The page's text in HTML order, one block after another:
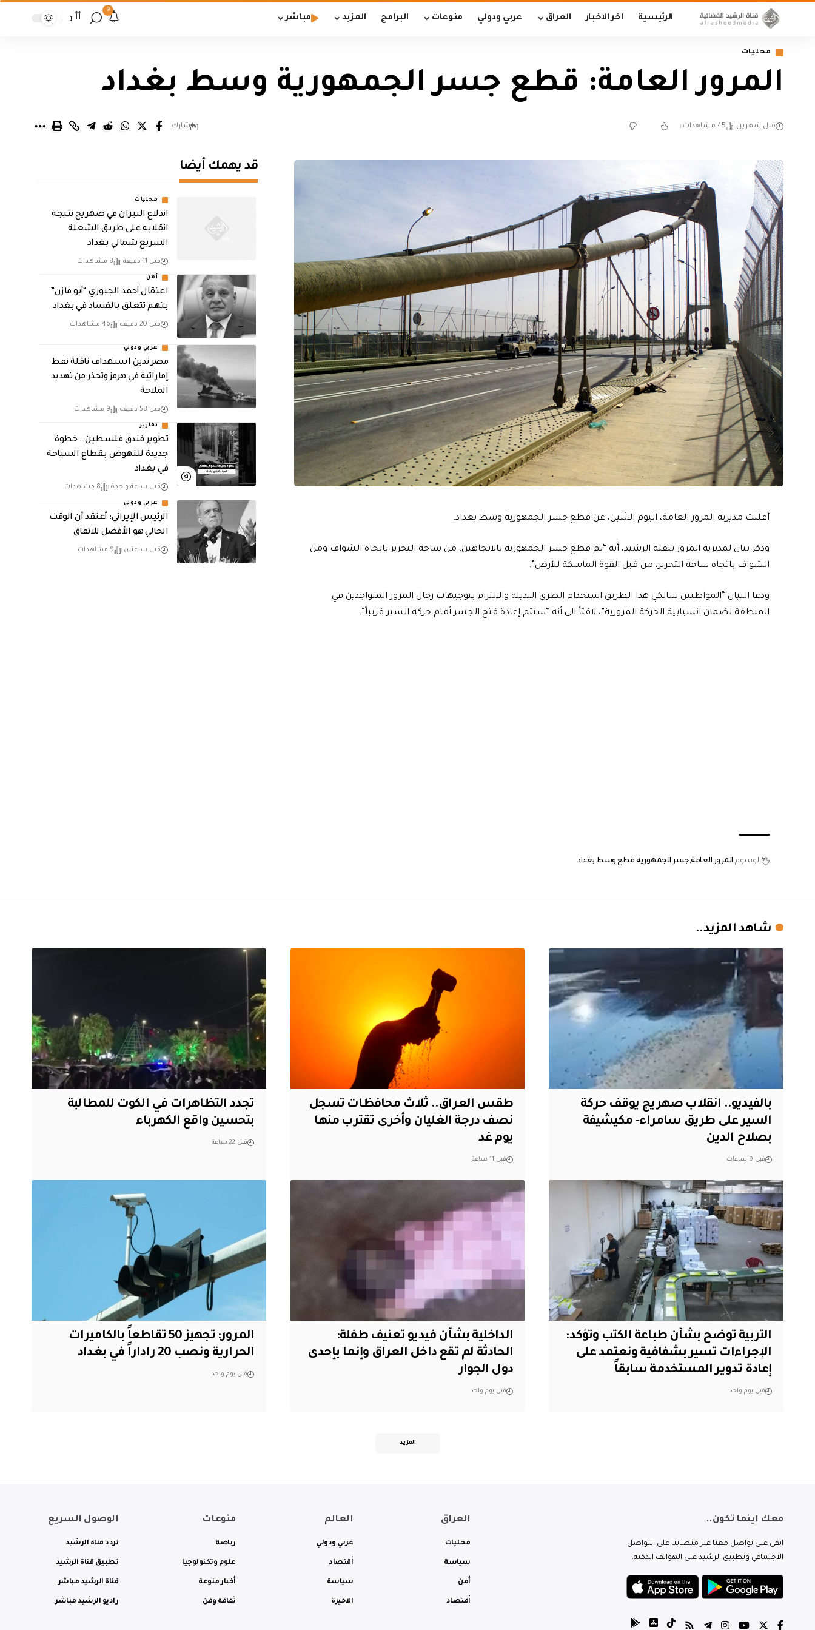
الرئيسية اخر الاخبار العراق عربي ودولي منوعات البرامج المزيد مباشر
9
أأ
محليات
المرور العامة: قطع جسر الجمهورية وسط بغداد
قبل شهرين 45 مشاهدات شارك
أعلنت مديرية المرور العامة، اليوم الاثنين، عن قطع جسر الجمهورية وسط بغداد.
وذكر بيان لمديرية المرور تلقته الرشيد، أنه “تم قطع جسر الجمهورية بالاتجاهين، من ساحة التحرير باتجاه الشواف ومن
الشواف باتجاه ساحة التحرير، من قبل القوة الماسكة للأرض”.
ودعا البيان “المواطنين سالكي هذا الطريق استخدام الطرق البديلة والالتزام بتوجيهات رجال المرور المتواجدين في
المنطقة لضمان انسيابية الحركة المرورية”، لافتاً الى أنه “ستتم إعادة فتح الجسر أمام حركة السير قريباً”.
الوسوم المرور العامة جسر الجمهورية قطع وسط بغداد
قد يهمك أيضا
محليات
اندلاع النيران في صهريج نتيجة
انقلابه على طريق الشعلة
السريع شمالي بغداد
قبل 11 دقيقة 8 مشاهدات
أمن
اعتقال أحمد الجبوري “أبو مازن”
بتهم تتعلق بالفساد في بغداد
قبل 20 دقيقة 46 مشاهدات
عربي ودولي
مصر تدين استهداف ناقلة نفط
إماراتية في هرمز وتحذر من تهديد
الملاحة
قبل 58 دقيقة 9 مشاهدات
تقارير
تطوير فندق فلسطين.. خطوة
جديدة للنهوض بقطاع السياحة
في بغداد
قبل ساعة واحدة 8 مشاهدات
عربي ودولي
الرئيس الإيراني: أعتقد أن الوقت
الحالي هو الأفضل للاتفاق
قبل ساعتين 9 مشاهدات
شاهد المزيد..
بالفيديو.. انقلاب صهريج يوقف حركة
السير على طريق سامراء- مكيشيفة
بصلاح الدين
قبل 9 ساعات
طقس العراق.. ثلاث محافظات تسجل
نصف درجة الغليان وأخرى تقترب منها
يوم غد
قبل 11 ساعة
تجدد التظاهرات في الكوت للمطالبة
بتحسين واقع الكهرباء
قبل 22 ساعة
التربية توضح بشأن طباعة الكتب وتؤكد:
الإجراءات تسير بشفافية ونعتمد على
إعادة تدوير المستخدمة سابقاً
قبل يوم واحد
الداخلية بشأن فيديو تعنيف طفلة:
الحادثة لم تقع داخل العراق وإنما بإحدى
دول الجوار
قبل يوم واحد
المرور: تجهيز 50 تقاطعاً بالكاميرات
الحرارية ونصب 20 راداراً في بغداد
قبل يوم واحد
المزيد
معك اينما تكون..
ابقى على تواصل معنا عبر منصاتنا على التواصل
الاجتماعي وتطبيق الرشيد على الهواتف الذكية.
العراق
محليات
سياسة
أمن
أقتصاد
العالم
عربي ودولي
أقتصاد
سياسة
الاخيرة
منوعات
رياضة
علوم وتكنولوجيا
أخبار منوعة
ثقافة وفن
الوصول السريع
تردد قناة الرشيد
تطبيق قناة الرشيد
قناة الرشيد مباشر
راديو الرشيد مباشر